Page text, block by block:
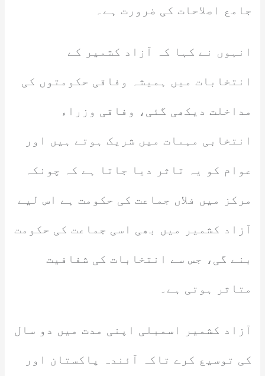
جامع اصلاحات کی ضرورت ہے۔
انہوں نے کہا کہ آزاد کشمیر کے
انتخابات میں ہمیشہ وفاقی حکومتوں کی
مداخلت دیکھی گئی، وفاقی وزراء
انتخابی مہمات میں شریک ہوتے ہیں اور
عوام کو یہ تاثر دیا جاتا ہے کہ چونکہ
مرکز میں فلاں جماعت کی حکومت ہے اس لیے
آزاد کشمیر میں بھی اسی جماعت کی حکومت
بنے گی، جس سے انتخابات کی شفافیت
متاثر ہوتی ہے۔
آزاد کشمیر اسمبلی اپنی مدت میں دو سال
کی توسیع کرے تاکہ آئندہ پاکستان اور